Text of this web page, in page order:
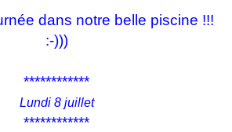
dans notre belle piscine !!!
:-)))
************
Lundi 8 juillet
************